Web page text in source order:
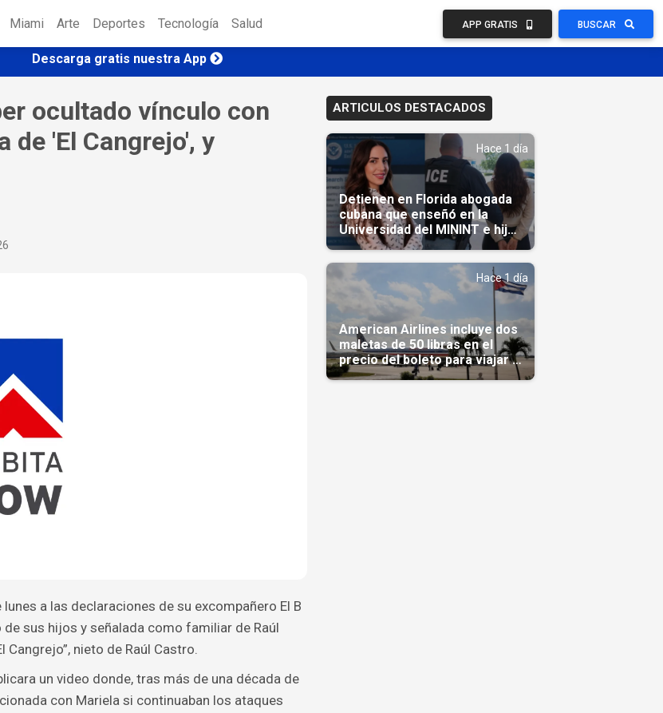
Miami Arte Deportes Tecnología Salud APP GRATIS BUSCAR
Descarga gratis nuestra App
ocultado vínculo con
de 'El Cangrejo', y
a las declaraciones de su excompañero El B
sus hijos y señalada como familiar de Raúl
nieto de Raúl Castro.
un video donde, tras más de una década de
con Mariela si continuaban los ataques
ARTICULOS DESTACADOS
Hace 1 día
Detienen en Florida abogada
cubana que enseñó en la
Universidad del MININT e hija
de diplomático cubano
Hace 1 día
American Airlines incluye dos
maletas de 50 libras en el
precio del boleto para viajar a
Cuba en agosto